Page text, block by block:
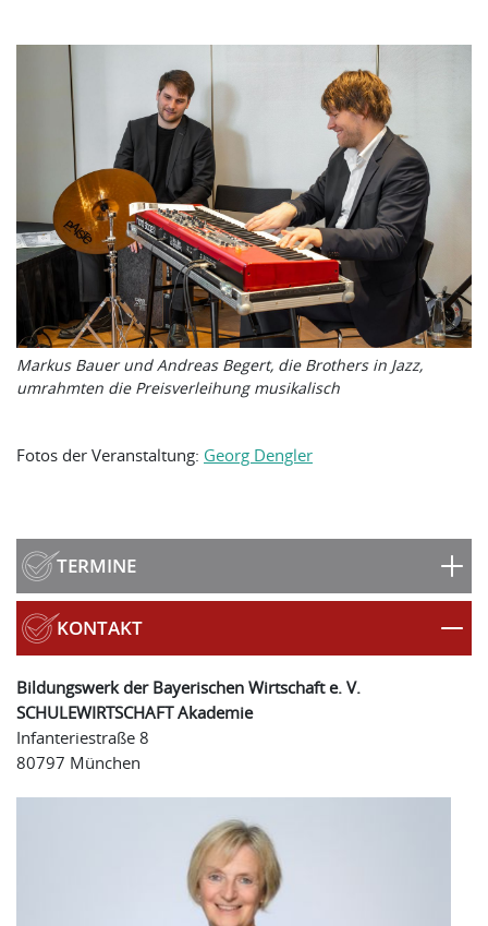
Markus Bauer und Andreas Begert, die Brothers in Jazz,
umrahmten die Preisverleihung musikalisch
Fotos der Veranstaltung: Georg Dengler
TERMINE
KONTAKT
Bildungswerk der Bayerischen Wirtschaft e. V.
SCHULEWIRTSCHAFT Akademie
Infanteriestraße 8
80797 München